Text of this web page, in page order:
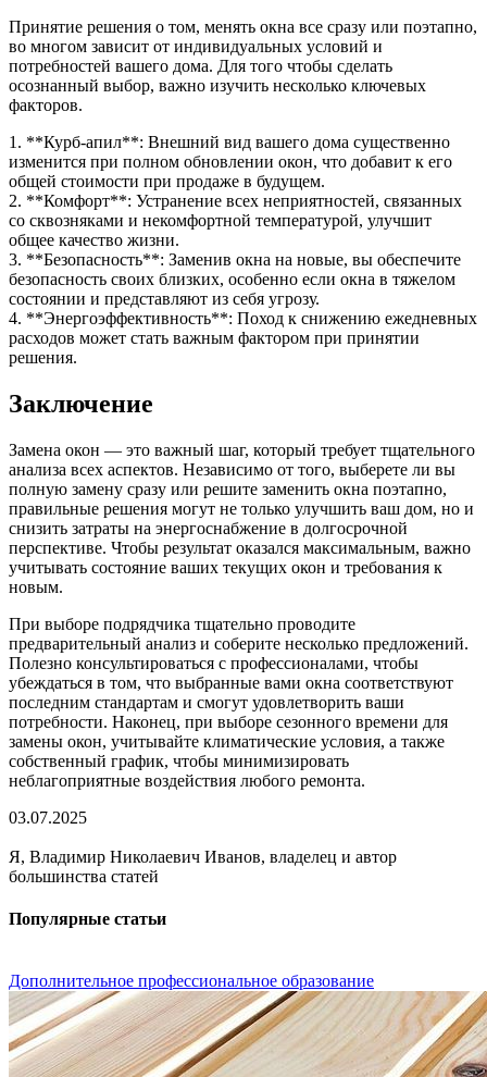
Принятие решения о том, менять окна все сразу или поэтапно,
во многом зависит от индивидуальных условий и
потребностей вашего дома. Для того чтобы сделать
осознанный выбор, важно изучить несколько ключевых
факторов.
1. **Курб-апил**: Внешний вид вашего дома существенно
изменится при полном обновлении окон, что добавит к его
общей стоимости при продаже в будущем.
2. **Комфорт**: Устранение всех неприятностей, связанных
со сквозняками и некомфортной температурой, улучшит
общее качество жизни.
3. **Безопасность**: Заменив окна на новые, вы обеспечите
безопасность своих близких, особенно если окна в тяжелом
состоянии и представляют из себя угрозу.
4. **Энергоэффективность**: Поход к снижению ежедневных
расходов может стать важным фактором при принятии
решения.
Заключение
Замена окон — это важный шаг, который требует тщательного
анализа всех аспектов. Независимо от того, выберете ли вы
полную замену сразу или решите заменить окна поэтапно,
правильные решения могут не только улучшить ваш дом, но и
снизить затраты на энергоснабжение в долгосрочной
перспективе. Чтобы результат оказался максимальным, важно
учитывать состояние ваших текущих окон и требования к
новым.
При выборе подрядчика тщательно проводите
предварительный анализ и соберите несколько предложений.
Полезно консультироваться с профессионалами, чтобы
убеждаться в том, что выбранные вами окна соответствуют
последним стандартам и смогут удовлетворить ваши
потребности. Наконец, при выборе сезонного времени для
замены окон, учитывайте климатические условия, а также
собственный график, чтобы минимизировать
неблагоприятные воздействия любого ремонта.
03.07.2025
Я, Владимир Николаевич Иванов, владелец и автор
большинства статей
Популярные статьи
Дополнительное профессиональное образование